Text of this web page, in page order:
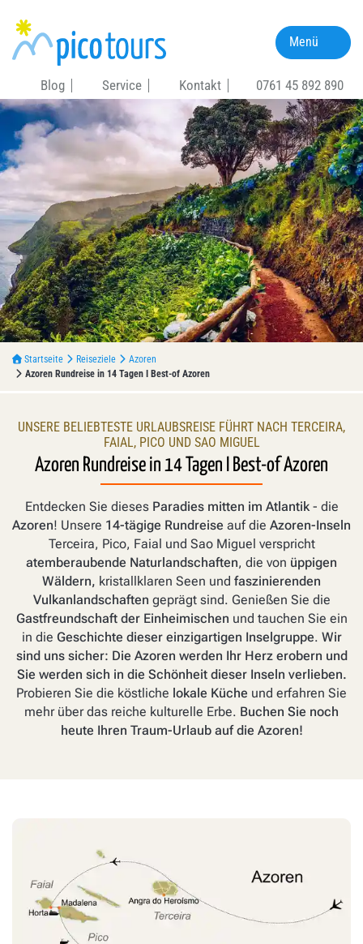
Blog Service Kontakt 0761 45 892 890
Menü
Startseite Reiseziele
Azoren
Azoren Rundreise in 14 Tagen I Best-of Azoren
Azoren Rundreise in 14 Tagen I Best-of Azoren
UNSERE BELIEBTESTE URLAUBSREISE FÜHRT NACH TERCEIRA,
FAIAL, PICO UND SAO MIGUEL
Entdecken Sie dieses Paradies mitten im Atlantik- die
Azoren! Unsere 14-tägige Rundreise auf die Azoren-Inseln
Terceira, Pico, Faial und Sao Miguel verspricht
atemberaubende Naturlandschaften, die von üppigen
Wäldern, kristallklaren Seen und faszinierenden
Vulkanlandschaften geprägt sind. Genießen Sie die
Gastfreundschaft der Einheimischen und tauchen Sie ein
in die Geschichte dieser einzigartigen Inselgruppe. Wir
sind uns sicher: Die Azoren werden Ihr Herz erobern und
Sie werden sich in die Schönheit dieser Inseln verlieben.
Probieren Sie die köstliche lokale Küche und erfahren Sie
mehr über das reiche kulturelle Erbe. Buchen Sie noch
heute Ihren Traum-Urlaub auf die Azoren!